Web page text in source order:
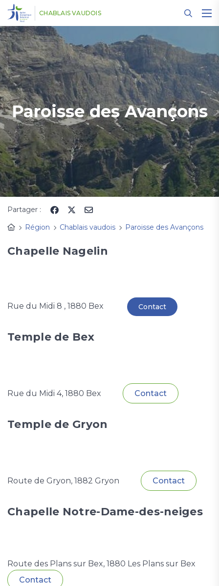
CHABLAIS VAUDOIS
Paroisse des Avançons
Partager :
Région
Chablais vaudois Paroisse des Avançons
Chapelle Nagelin
Rue du Midi 8 , 1880 Bex Contact
Temple de Bex
Rue du Midi 4, 1880 Bex Contact
Temple de Gryon
Route de Gryon, 1882 Gryon Contact
Chapelle Notre-Dame-des-neiges
Route des Plans sur Bex, 1880 Les Plans sur Bex
Contact
Panneau de gestion des cookies